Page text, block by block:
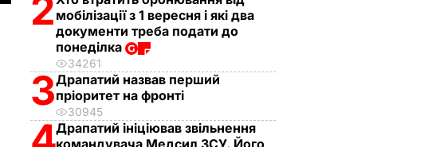
2 мобілізації з 1 вересня і які два
документи треба подати до
понеділка
34261
3Драпатий назвав перший
пріоритет на фронті
30945
Драпатий ініціював звільнення
командувача Медсил ЗСУ. Його